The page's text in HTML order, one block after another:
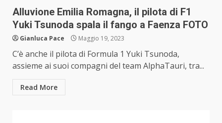
Alluvione Emilia Romagna, il pilota di F1
Yuki Tsunoda spala il fango a Faenza FOTO
Gianluca Pace Maggio 19, 2023
C’è anche il pilota di Formula 1 Yuki Tsunoda,
assieme ai suoi compagni del team AlphaTauri, tra...
Read More